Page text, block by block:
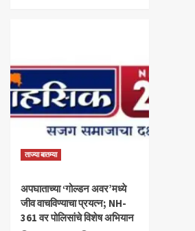
ताज्या बातम्या
अपघाताच्या ‘गोल्डन अवर’मध्ये
जीव वाचविण्याचा प्रयत्न; NH-
361 वर पोलिसांचे विशेष अभियान